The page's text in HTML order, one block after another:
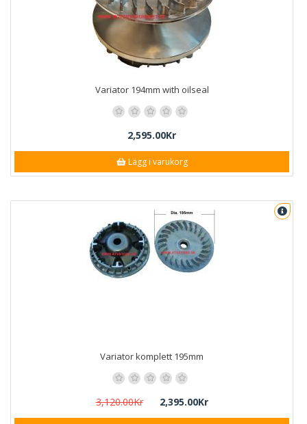
Variator 194mm with oilseal
2,595.00Kr
Lägg i varukorg
Variator komplett 195mm
3,120.00Kr 2,395.00Kr